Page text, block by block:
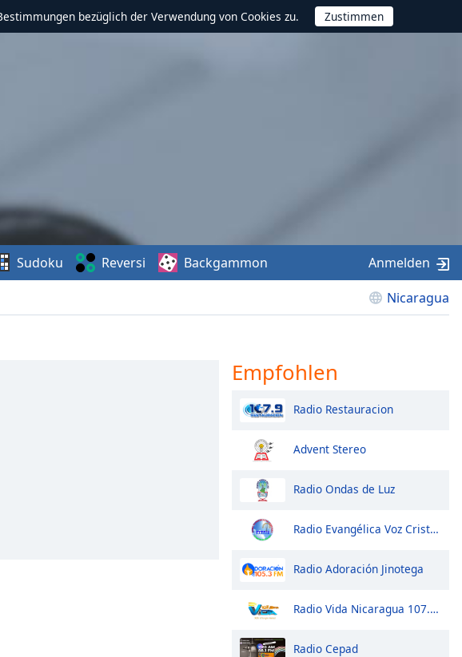
bezüglich der Verwendung von Cookies zu.
Nicaragua
Sudoku Reversi Backgammon Anmelden
Empfohlen
Radio Restauracion
Advent Stereo
Radio Ondas de Luz
Radio Evangélica Voz Cristiana
Radio Adoración Jinotega
Radio Vida Nicaragua 107.3 fm
Radio Cepad